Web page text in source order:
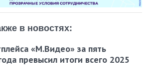
в новостях:
«М.Видео» за пять
превысил итоги всего 2025